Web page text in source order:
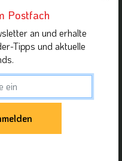
Postfach
an und erhalte
Tipps und aktuelle